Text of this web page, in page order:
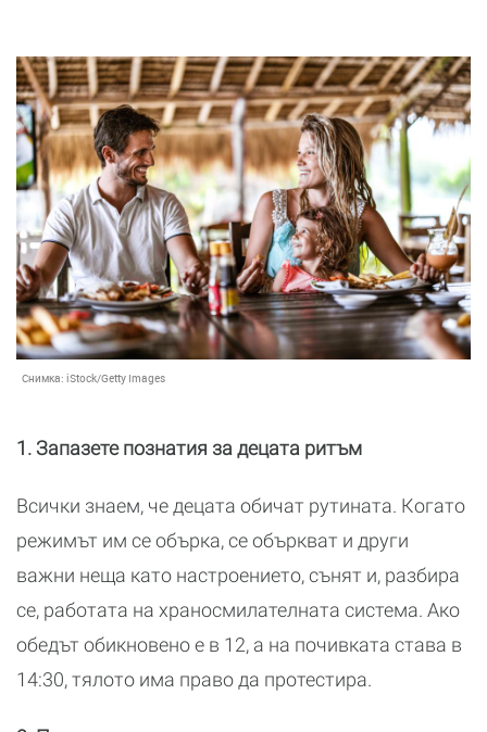
Снимка: iStock/Getty Images
1. Запазете познатия за децата ритъм
Всички знаем, че децата обичат рутината. Когато
режимът им се обърка, се объркват и други
важни неща като настроението, сънят и, разбира
се, работата на храносмилателната система. Ако
обедът обикновено е в 12, а на почивката става в
14:30, тялото има право да протестира.